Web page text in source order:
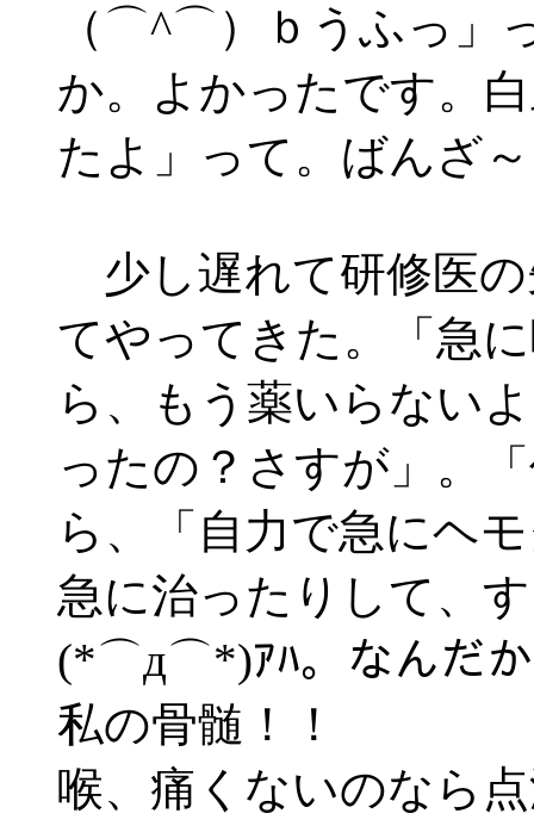
（⌒^⌒）ｂうふっ」
か。よかったです。
たよ」って。ばんざ
少し遅れて研修医
てやってきた。「急
ら、もう薬いらない
ったの？さすが」。
ら、「自力で急にヘ
急に治ったりして、
(*⌒д⌒*)ｱﾊ。なんだか
私の骨髄！！
喉、痛くないのなら